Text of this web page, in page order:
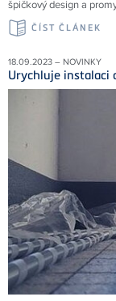
špičkový design a
ČÍST ČLÁNEK
18.09.2023 – NOVINKY
Urychluje instalaci